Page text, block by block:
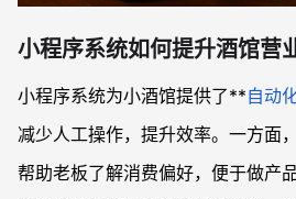
小程序系统如何提升酒馆营
小程序系统为小酒馆提供了**自动
减少人工操作，提升效率。一方面
帮助老板了解消费偏好，便于做产